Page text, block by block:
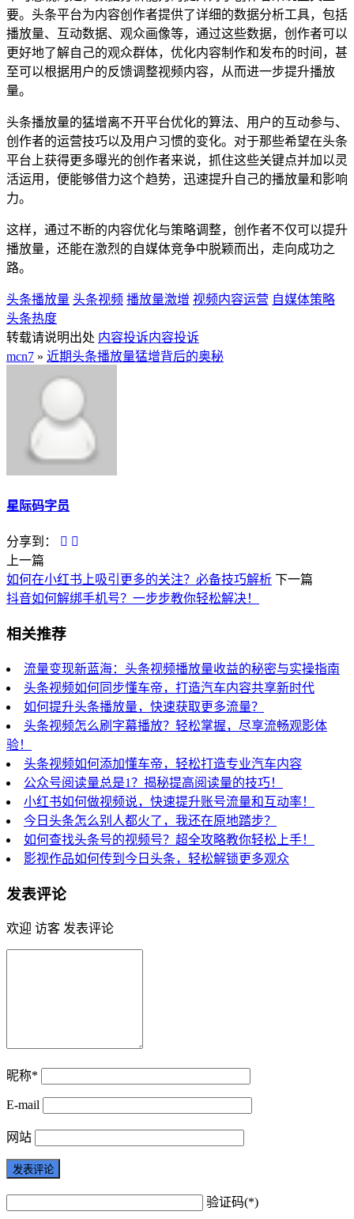
要。头条平台为内容创作者提供了详细的数据分析工具，包括
播放量、互动数据、观众画像等，通过这些数据，创作者可以
更好地了解自己的观众群体，优化内容制作和发布的时间，甚
至可以根据用户的反馈调整视频内容，从而进一步提升播放
量。
头条播放量的猛增离不开平台优化的算法、用户的互动参与、
创作者的运营技巧以及用户习惯的变化。对于那些希望在头条
平台上获得更多曝光的创作者来说，抓住这些关键点并加以灵
活运用，便能够借力这个趋势，迅速提升自己的播放量和影响
力。
这样，通过不断的内容优化与策略调整，创作者不仅可以提升
播放量，还能在激烈的自媒体竞争中脱颖而出，走向成功之
路。
头条播放量 头条视频 播放量激增 视频内容运营 自媒体策略
头条热度
转载请说明出处 内容投诉内容投诉
mcn7 » 近期头条播放量猛增背后的奥秘
星际码字员
分享到：
上一篇
如何在小红书上吸引更多的关注？必备技巧解析 下一篇
抖音如何解绑手机号？一步步教你轻松解决！
相关推荐
流量变现新蓝海：头条视频播放量收益的秘密与实操指南
头条视频如何同步懂车帝，打造汽车内容共享新时代
如何提升头条播放量，快速获取更多流量？
头条视频怎么刷字幕播放？轻松掌握，尽享流畅观影体
验！
头条视频如何添加懂车帝，轻松打造专业汽车内容
公众号阅读量总是1？揭秘提高阅读量的技巧！
小红书如何做视频说，快速提升账号流量和互动率！
今日头条怎么别人都火了，我还在原地踏步？
如何查找头条号的视频号？超全攻略教你轻松上手！
影视作品如何传到今日头条，轻松解锁更多观众
发表评论
欢迎 访客 发表评论
昵称*
E-mail
网站
验证码(*)